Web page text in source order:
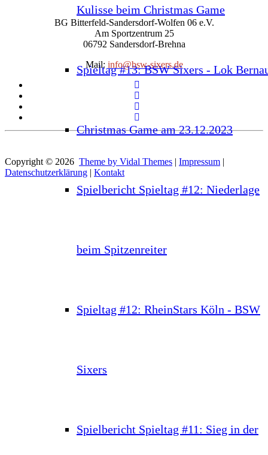
Kulisse beim Christmas Game
Spieltag #13: BSW Sixers - Lok
Christmas Game am 23.12.2023
Spielbericht Spieltag #12: Niederlage
beim Spitzenreiter
Spieltag #12: RheinStars Köln - BSW
Sixers
Spielbericht Spieltag #11: Sieg in der
BG Bitterfeld-Sandersdorf-Wolfen 06 e.V.
Am Sportzentrum 25
06792 Sandersdorf-Brehna
Mail: info@bsw-sixers.de
Copyright © 2026 Theme by Vidal Themes | Impressum |
Datenschutzerklärung | Kontakt